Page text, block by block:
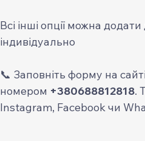
Всі інші опції можна
індивідуально
📞 Заповніть форму на
номером +380688812818.
Instagram, Facebook чи